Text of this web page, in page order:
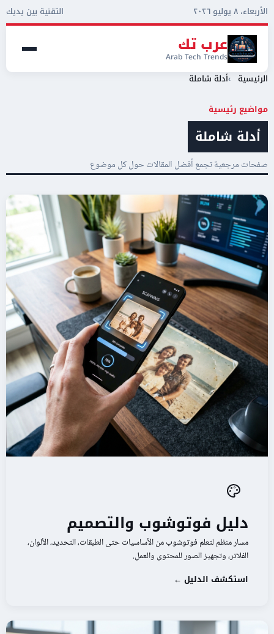
الأربعاء، ٨ يوليو ٢٠٢٦ التقنية بين يديك
عرب تك
Arab Tech Trends
الرئيسية
أدلة شاملة
مواضيع رئيسية
أدلة شاملة
صفحات مرجعية تجمع أفضل المقالات حول كل موضوع
دليل فوتوشوب والتصميم
مسار منظم لتعلم فوتوشوب من الأساسيات حتى الطبقات، التحديد، الألوان،
الفلاتر، وتجهيز الصور للمحتوى والعمل.
استكشف الدليل ←